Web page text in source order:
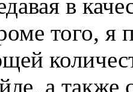
в
того, я
а также